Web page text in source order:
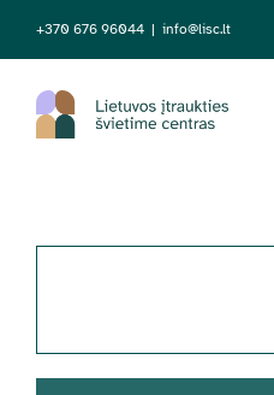
Skip
to
content
+370 676 96044 | info@lisc.lt